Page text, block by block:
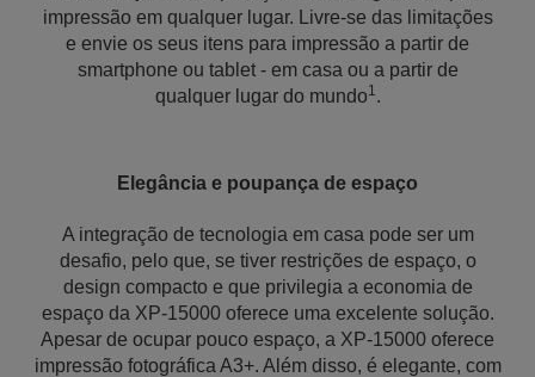
impressão em qualquer lugar. Livre-se das limitações
e envie os seus itens para impressão a partir de
smartphone ou tablet - em casa ou a partir de
qualquer lugar do mundo1.
Elegância e poupança de espaço
A integração de tecnologia em casa pode ser um
desafio, pelo que, se tiver restrições de espaço, o
design compacto e que privilegia a economia de
espaço da XP-15000 oferece uma excelente solução.
Apesar de ocupar pouco espaço, a XP-15000 oferece
impressão fotográfica A3+. Além disso, é elegante, com